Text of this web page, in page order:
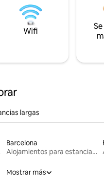
Wifi
largas
Barcelona
Alojamientos para estancias largas
Mostrar más